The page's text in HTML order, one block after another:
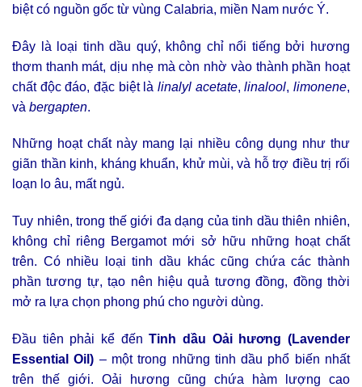
biệt có nguồn gốc từ vùng Calabria, miền Nam nước Ý.
Đây là loại tinh dầu quý, không chỉ nổi tiếng bởi hương
thơm thanh mát, dịu nhẹ mà còn nhờ vào thành phần hoạt
chất độc đáo, đặc biệt là linalyl acetate,linalool,limonene,
và bergapten.
Những hoạt chất này mang lại nhiều công dụng như thư
giãn thần kinh, kháng khuẩn, khử mùi, và hỗ trợ điều trị rối
loạn lo âu, mất ngủ.
Tuy nhiên, trong thế giới đa dạng của tinh dầu thiên nhiên,
không chỉ riêng Bergamot mới sở hữu những hoạt chất
trên. Có nhiều loại tinh dầu khác cũng chứa các thành
phần tương tự, tạo nên hiệu quả tương đồng, đồng thời
mở ra lựa chọn phong phú cho người dùng.
Đầu tiên phải kể đếnTinh dầu Oải hương (Lavender
Essential Oil) – một trong những tinh dầu phổ biến nhất
trên thế giới. Oải hương cũng chứa hàm lượng cao